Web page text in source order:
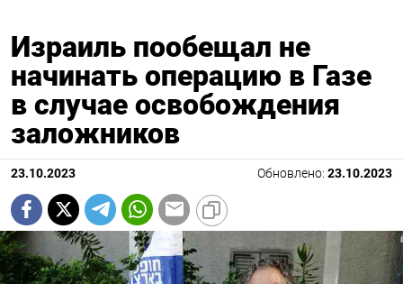
Израиль пообещал не
начинать операцию в Газе
в случае освобождения
заложников
23.10.2023 Обновлено: 23.10.2023